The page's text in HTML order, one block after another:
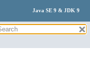
Java SE 9 & JDK 9